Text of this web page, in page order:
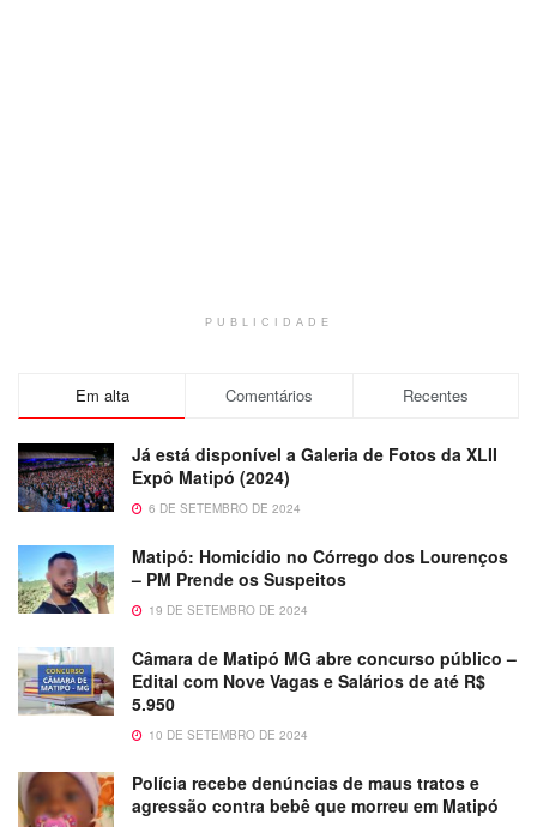
PUBLICIDADE
Em alta Comentários Recentes
Já está disponível a Galeria de Fotos da XLII
Expô Matipó (2024)
6 DE SETEMBRO DE 2024
Matipó: Homicídio no Córrego dos Lourenços
– PM Prende os Suspeitos
19 DE SETEMBRO DE 2024
Câmara de Matipó MG abre concurso público –
Edital com Nove Vagas e Salários de até R$
5.950
10 DE SETEMBRO DE 2024
Polícia recebe denúncias de maus tratos e
agressão contra bebê que morreu em Matipó